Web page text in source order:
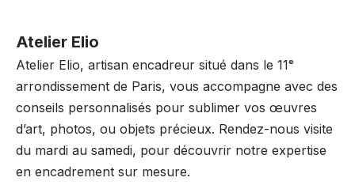
Atelier Elio
Atelier Elio, artisan encadreur situé dans le 11ᵉ
arrondissement de Paris, vous accompagne avec des
conseils personnalisés pour sublimer vos œuvres
d’art, photos, ou objets précieux. Rendez-nous visite
du mardi au samedi, pour découvrir notre expertise
en encadrement sur mesure.